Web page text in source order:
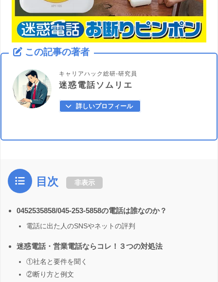
この記事の著者
キャリアハック総研-研究員
迷惑電話ソムリエ
詳しいプロフィール
目次 非表示
0452535858/045-253-5858の電話は誰なのか？
電話に出た人のSNSやネットの評判
迷惑電話・営業電話ならコレ！３つの対処法
①社名と要件を聞く
②断り方と例文